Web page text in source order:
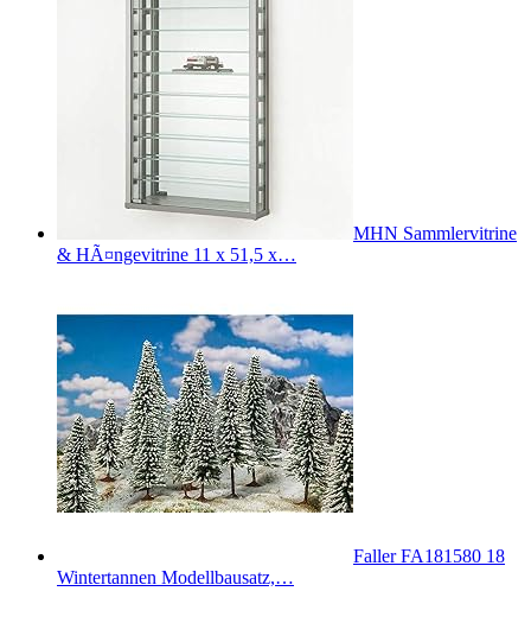
MHN Sammlervitrine
& HÃ¤ngevitrine 11 x 51,5 x…
Faller FA181580 18
Wintertannen Modellbausatz,…